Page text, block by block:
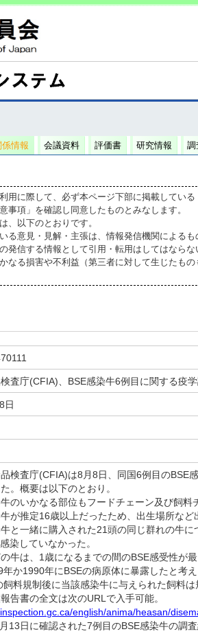
情報 会議資料 評価書 研究情報 調
用に際して、必ず本ページ下部に掲載している
事項」を確認し同意したものとみなします。
、以下のとおりです。
る意見・見解・主張は、情報発信機関による
発信する情報として引用・転用はしてはならな
なる損害や不利益（第三者に対して生じたも
査庁(CFIA)、BSE感染牛6例目に関する疫
日
検査庁(CFIA)は8月8日、同国6例目のBSE
。概要は以下のとおり。
のいかなる部位もフードチェーン及び飼料
が推定16歳以上だったため、出生場所など
と一緒に購入された21頭の同じ群れの牛
染していなかった。
牛は、1歳になるまでの間のBSE感受性が
か1990年にBSEの病原体に暴露したと考え
料規制後に当該感染牛に与えられた飼料は
告書の全文は次のURLで入手可能。
english/anima/heasan/
13日に確認された7例目のBSE感染牛の調査